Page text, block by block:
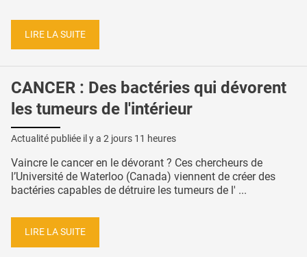
LIRE LA SUITE
CANCER : Des bactéries qui dévorent
les tumeurs de l'intérieur
Actualité publiée il y a 2 jours 11 heures
Vaincre le cancer en le dévorant ? Ces chercheurs de
l’Université de Waterloo (Canada) viennent de créer des
bactéries capables de détruire les tumeurs de l' ...
LIRE LA SUITE